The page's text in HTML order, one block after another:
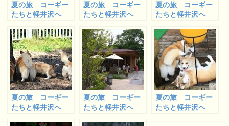
夏の旅 コーギー
たちと軽井沢へ
夏の旅 コーギー
たちと軽井沢へ
夏の旅 コーギー
たちと軽井沢へ
夏の旅 コーギー
たちと軽井沢へ
夏の旅 コーギー
たちと軽井沢へ
夏の旅 コーギー
たちと軽井沢へ